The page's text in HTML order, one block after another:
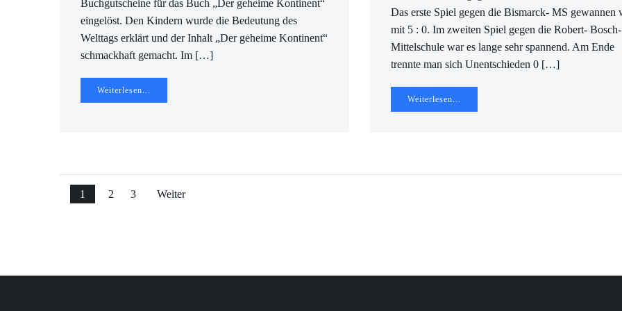
Buchgutscheine für das Buch „Der geheime Kontinent“
eingelöst. Den Kindern wurde die Bedeutung des
Welttags erklärt und der Inhalt „Der geheime Kontinent“
schmackhaft gemacht. Im […]
Weiterlesen...
Das erste Spiel gegen die Bismarck- MS gewannen
mit 5 : 0. Im zweiten Spiel gegen die Robert- Bosch-
Mittelschule war es lange sehr spannend. Am Ende
trennte man sich Unentschieden 0 […]
Weiterlesen...
Beitragsnavigation
Beitragsnavigation
Seite
1 Seite
2 Seite
3 Beitragsnavigation
Weiter